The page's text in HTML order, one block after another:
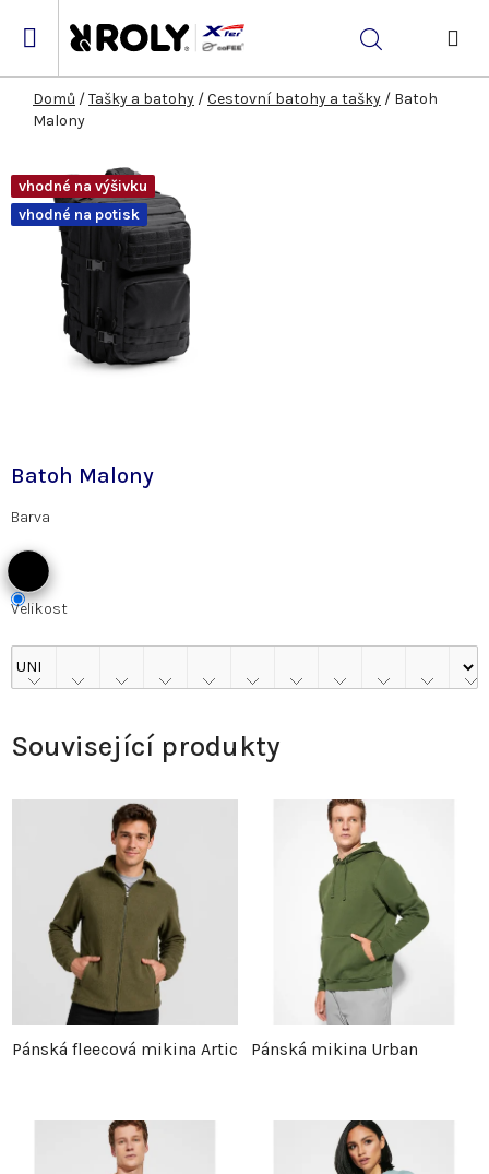
Hledat
Domů /Tašky a batohy /Cestovní batohy a tašky / Batoh
Malony
Batoh Malony
Barva
Velikost
vhodné na výšivku
vhodné na potisk
Související produkty
Pánská fleecová mikina Artic Pánská mikina Urban